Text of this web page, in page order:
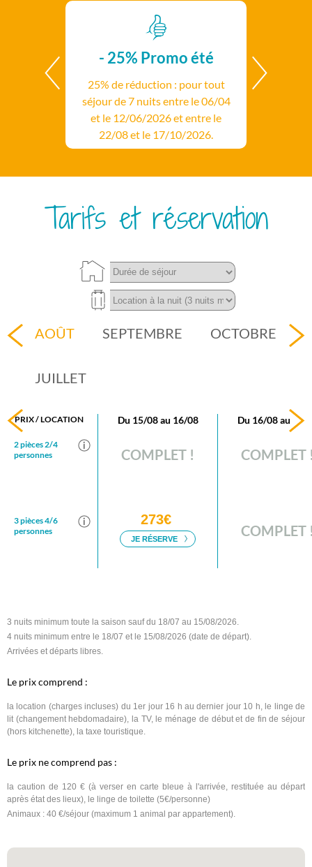
- 25% Promo été
25% de réduction : pour tout
séjour de 7 nuits entre le 06/04
et le 12/06/2026 et entre le
22/08 et le 17/10/2026.
Tarifs et réservation
3 nuits minimum toute la saison sauf du 18/07 au 15/08/2026.
4 nuits minimum entre le 18/07 et le 15/08/2026 (date de départ).
Arrivées et départs libres.
Le prix comprend :
la location (charges incluses) du 1er jour 16 h au dernier jour 10 h, le linge de
lit (changement hebdomadaire), la TV, le ménage de début et de fin de séjour
(hors kitchenette), la taxe touristique.
Le prix ne comprend pas :
la caution de 120 € (à verser en carte bleue à l'arrivée, restituée au départ
après état des lieux), le linge de toilette (5€/personne)
Animaux : 40 €/séjour (maximum 1 animal par appartement).